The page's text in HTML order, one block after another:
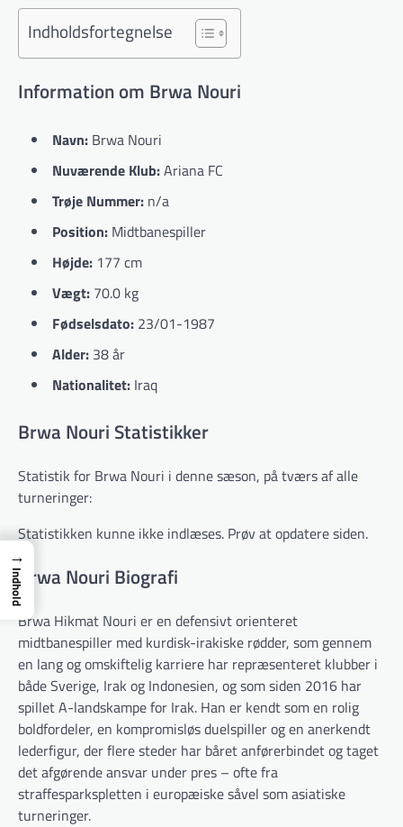
Indholdsfortegnelse
Information om Brwa Nouri
Navn: Brwa Nouri
Nuværende Klub:Ariana FC
Trøje Nummer: n/a
Position: Midtbanespiller
Højde: 177 cm
Vægt: 70.0 kg
Fødselsdato: 23/01-1987
Alder: 38 år
Nationalitet: Iraq
Brwa Nouri Statistikker
Statistik for Brwa Nouri i denne sæson, på tværs af alle
turneringer:
Statistikken kunne ikke indlæses. Prøv at opdatere siden.
Brwa Nouri Biografi
Brwa Hikmat Nouri er en defensivt orienteret
midtbanespiller med kurdisk-irakiske rødder, som gennem
en lang og omskiftelig karriere har repræsenteret klubber i
både Sverige, Irak og Indonesien, og som siden 2016 har
spillet A-landskampe for Irak. Han er kendt som en rolig
boldfordeler, en kompromisløs duelspiller og en anerkendt
lederfigur, der flere steder har båret anførerbindet og taget
det afgørende ansvar under pres – ofte fra
straffesparkspletten i europæiske såvel som asiatiske
turneringer.
→
Indhold